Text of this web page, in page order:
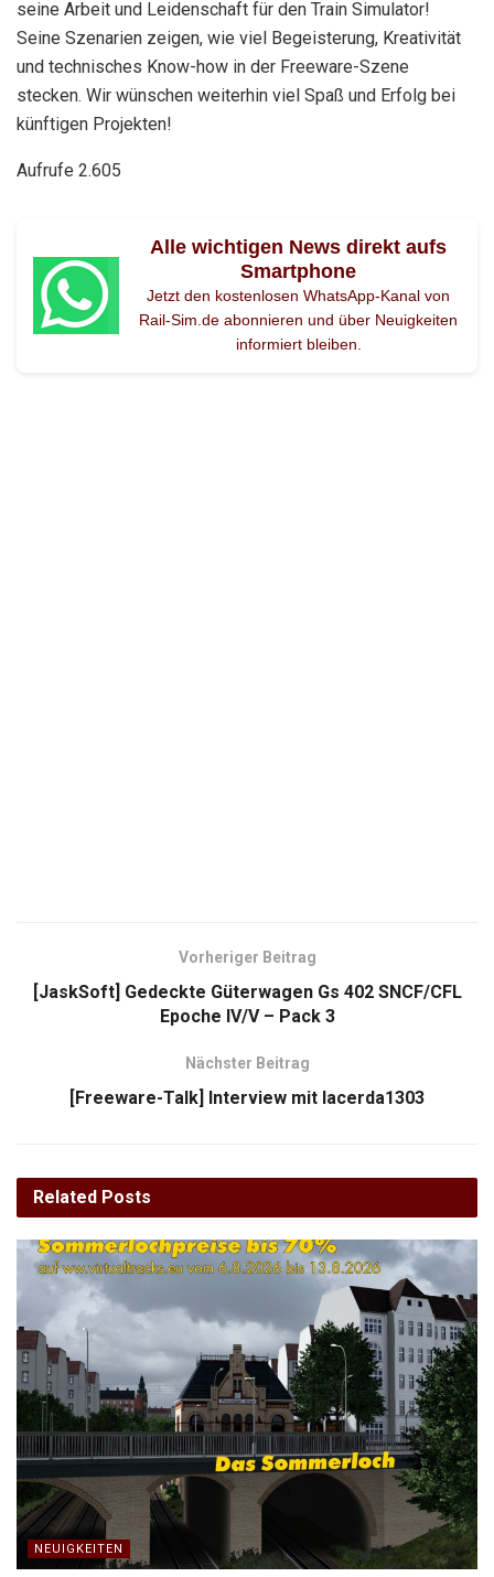
seine Arbeit und Leidenschaft für den Train Simulator!
Seine Szenarien zeigen, wie viel Begeisterung, Kreativität
und technisches Know-how in der Freeware-Szene
stecken. Wir wünschen weiterhin viel Spaß und Erfolg bei
künftigen Projekten!
Aufrufe 2.605
Alle wichtigen News direkt aufs
Smartphone
Jetzt den kostenlosen WhatsApp-Kanal von
Rail-Sim.de abonnieren und über Neuigkeiten
informiert bleiben.
Vorheriger Beitrag
[JaskSoft] Gedeckte Güterwagen Gs 402 SNCF/CFL
Epoche IV/V – Pack 3
Nächster Beitrag
[Freeware-Talk] Interview mit lacerda1303
Related Posts
NEUIGKEITEN